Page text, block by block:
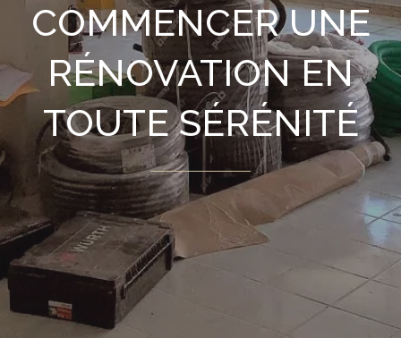
COMMENCER UNE
RÉNOVATION EN
TOUTE SÉRÉNITÉ